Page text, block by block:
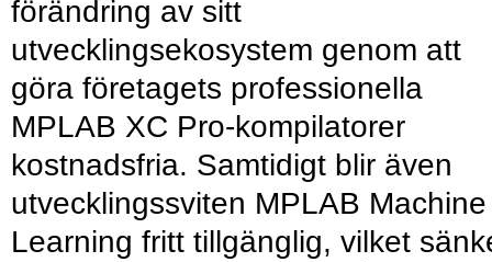
förändring av sitt
utvecklingsekosystem genom att
göra företagets professionella
MPLAB XC Pro-kompilatorer
kostnadsfria. Samtidigt blir även
utvecklingssviten MPLAB Machine
Learning fritt tillgänglig, vilket